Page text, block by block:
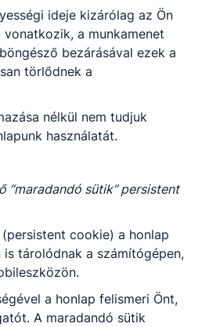
szükséges eszközöket,
majd szakszerűen
italokat a vendégek
sommelier
végez;
a vendégek kéréseit, a
során kommunikál,
ellenőrzi azt;
kezeli a pénztárgépet,
ideje kizárólag az Ön
a munkamenet
bezárásával ezek a
törlődnek a
nélkül nem tudjuk
használatát.
“maradandó sütik” persistent
(persistent cookie) a honlap
tárolódnak a számítógépen,
a honlap felismeri Önt,
A maradandó sütik